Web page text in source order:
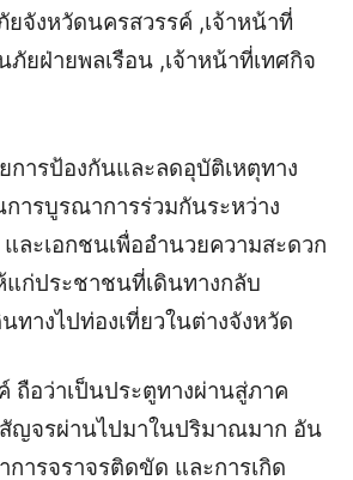
จังหวัดนครสวรรค์ ,เจ้าหน้าที่
ยฝ่ายพลเรือน ,เจ้าหน้าที่เทศกิจ
การป้องกันและลดอุบัติเหตุทาง
ารบูรณาการร่วมกันระหว่าง
ละเอกชนเพื่ออำนวยความสะดวก
แก่ประชาชนที่เดินทางกลับ
ทางไปท่องเที่ยวในต่างจังหวัด
ถือว่าเป็นประตูทางผ่านสู่ภาค
ญจรผ่านไปมาในปริมาณมาก อัน
การจราจรติดขัด และการเกิด